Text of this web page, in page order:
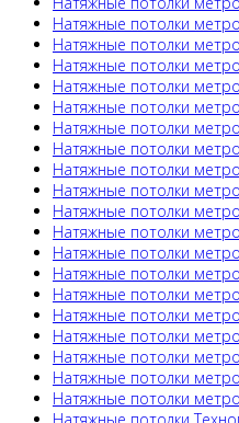
Натяжные потолки
Натяжные потолки
Натяжные потолки
Натяжные потолки
Натяжные потолки
Натяжные потолки
Натяжные потолки
Натяжные потолки
Натяжные потолки
Натяжные потолки
Натяжные потолки
Натяжные потолки
Натяжные потолки
Натяжные потолки
Натяжные потолки
Натяжные потолки
Натяжные потолки
Натяжные потолки
Натяжные потолки